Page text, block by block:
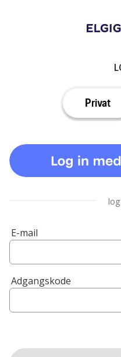
Privat
E-mail
Adgangskode